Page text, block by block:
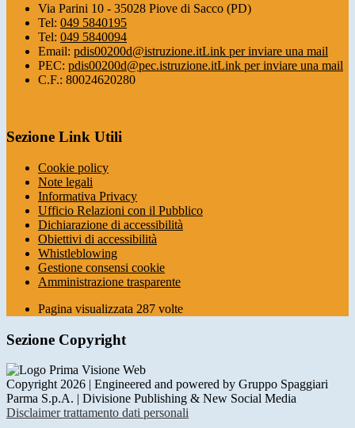
Via Parini 10 - 35028 Piove di Sacco (PD)
Tel: 049 5840195
Tel: 049 5840094
Email: pdis00200d@istruzione.itLink per inviare una mail
PEC: pdis00200d@pec.istruzione.itLink per inviare una mail
C.F.: 80024620280
Sezione Link Utili
Cookie policy
Note legali
Informativa Privacy
Ufficio Relazioni con il Pubblico
Dichiarazione di accessibilità
Obiettivi di accessibilità
Whistleblowing
Gestione consensi cookie
Amministrazione trasparente
Pagina visualizzata 287 volte
Sezione Copyright
Copyright 2026 | Engineered and powered by Gruppo Spaggiari
Parma S.p.A. | Divisione Publishing & New Social Media
Disclaimer trattamento dati personali